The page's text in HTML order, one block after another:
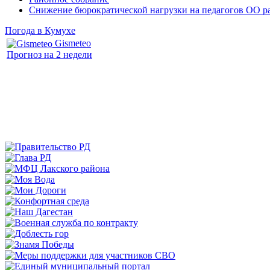
Снижение бюрократической нагрузки на педагогов ОО
Погода в Кумухе
Gismeteo
Прогноз на 2 недели